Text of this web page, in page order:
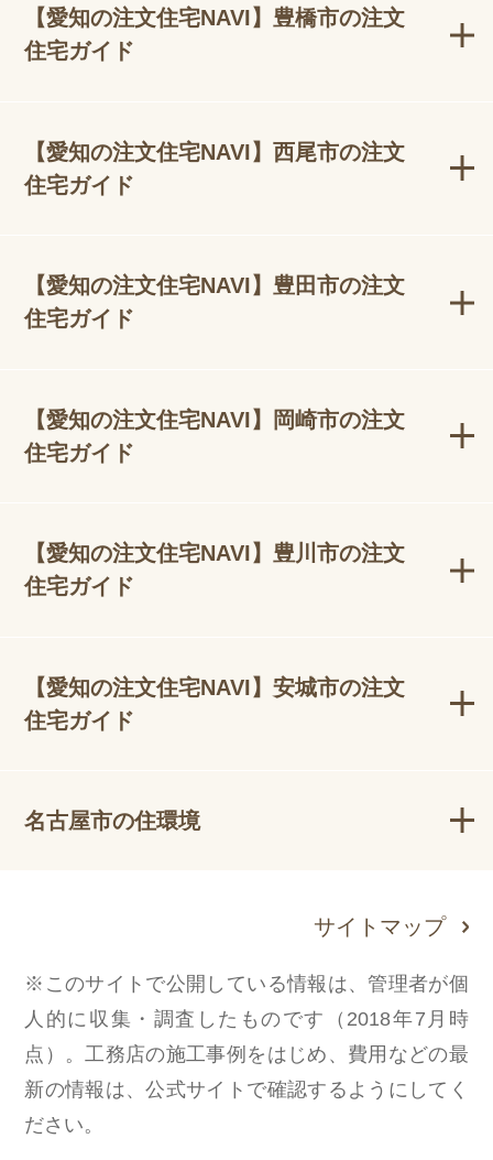
【愛知の注文住宅NAVI】豊橋市の注文
住宅ガイド
【愛知の注文住宅NAVI】西尾市の注文
住宅ガイド
【愛知の注文住宅NAVI】豊田市の注文
住宅ガイド
【愛知の注文住宅NAVI】岡崎市の注文
住宅ガイド
【愛知の注文住宅NAVI】豊川市の注文
住宅ガイド
【愛知の注文住宅NAVI】安城市の注文
住宅ガイド
名古屋市の住環境
サイトマップ
※このサイトで公開している情報は、管理者が個
人的に収集・調査したものです（2018年7月時
点）。工務店の施工事例をはじめ、費用などの最
新の情報は、公式サイトで確認するようにしてく
ださい。